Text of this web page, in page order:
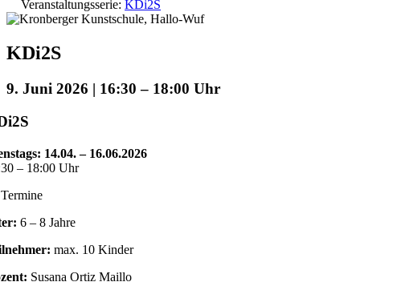
Veranstaltungsserie: KDi2S
KDi2S
9. Juni 2026 | 16:30 – 18:00
14.04. – 16.06.2026
– 18:00 Uhr
6 – 8 Jahre
max. 10 Kinder
Susana Ortiz Maillo